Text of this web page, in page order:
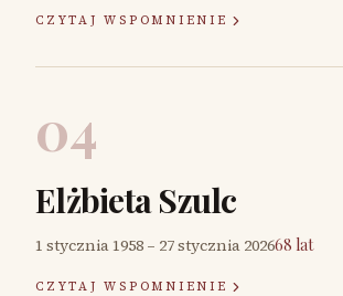
CZYTAJ WSPOMNIENIE
04
Elżbieta Szulc
1 stycznia 1958 – 27 stycznia 202668 lat
CZYTAJ WSPOMNIENIE